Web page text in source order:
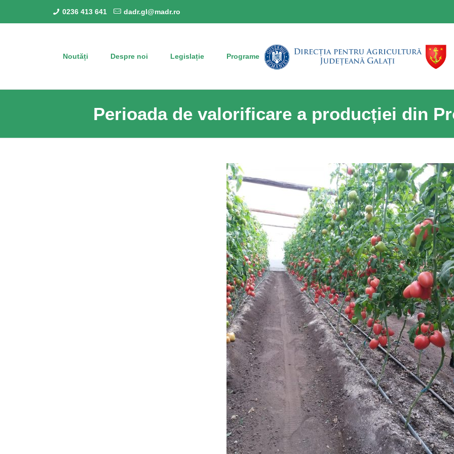
0236 413 641 dadr.gl@madr.ro
Noutăți Despre noi Legislație Programe
Perioada de valorificare a producției din